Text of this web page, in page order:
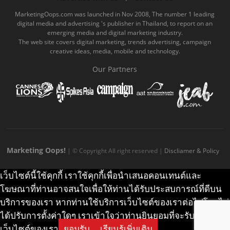
o
o
k
c
o
b
e
.
o
m
e
g
r
a
.
k
.
c
m
MarketingOops.com was launched in Nov 2008, The number 1 leading
digital media and advertising 's publisher in Thailand, to report on an
emerging media and digital marketing industry.
The web site covers digital marketing, trends advertising, campaign
creative ideas, media, mobile and technology.
Our Partners
Marketing Oops! | © Copyright All right reserved | Discliamer & Policy
เว็บไซต์นี้ใช้คุกกี้ เราใช้คุกกี้เพื่อนำเสนอคอนเทนต์และ
โฆษณาที่ท่านอาจสนใจเพื่อให้ท่านได้รับประสบการณ์ที่ดีบน
บริการของเรา หากท่านใช้บริการเว็บไซต์ของเราต่อไปโดยไม่
ได้ปรับการตั้งค่าใดๆ เราเข้าใจว่าท่านยินยอมที่จะรับคุกกี้บน